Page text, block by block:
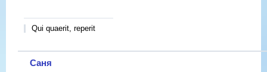
Qui quaerit, reperit
Саня